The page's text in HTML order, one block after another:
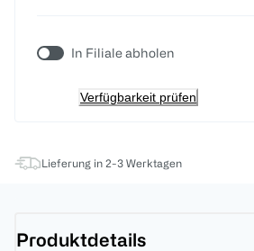
In Filiale abholen
Verfügbarkeit prüfen
Lieferung in 2-3 Werktagen
Produktdetails